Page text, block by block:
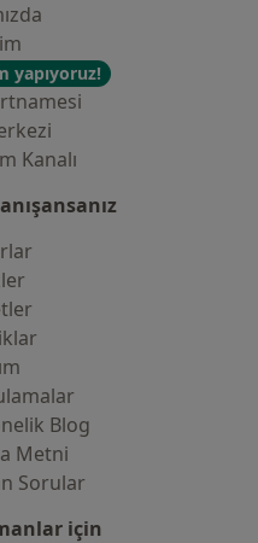
yapıyoruz!
Kanalı
Blog
Metni
Sorular
için